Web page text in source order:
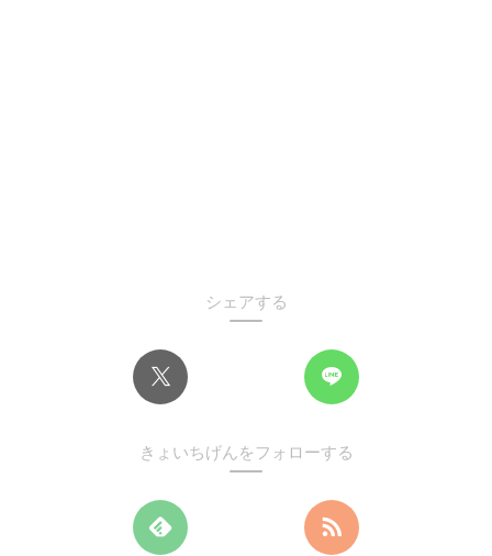
シェアする
きょいちげんをフォローする